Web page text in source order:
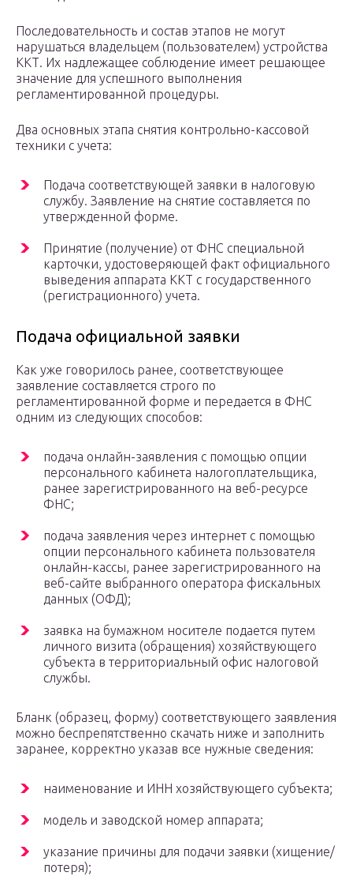
Последовательность и состав этапов не могут
нарушаться владельцем (пользователем) устройства
ККТ. Их надлежащее соблюдение имеет решающее
значение для успешного выполнения
регламентированной процедуры.
Два основных этапа снятия контрольно-кассовой
техники с учета:
Подача соответствующей заявки в налоговую
службу. Заявление на снятие составляется по
утвержденной форме.
Принятие (получение) от ФНС специальной
карточки, удостоверяющей факт официального
выведения аппарата ККТ с государственного
(регистрационного) учета.
Подача официальной заявки
Как уже говорилось ранее, соответствующее
заявление составляется строго по
регламентированной форме и передается в ФНС
одним из следующих способов:
подача онлайн-заявления с помощью опции
персонального кабинета налогоплательщика,
ранее зарегистрированного на веб-ресурсе
ФНС;
подача заявления через интернет с помощью
опции персонального кабинета пользователя
онлайн-кассы, ранее зарегистрированного на
веб-сайте выбранного оператора фискальных
данных (ОФД);
заявка на бумажном носителе подается путем
личного визита (обращения) хозяйствующего
субъекта в территориальный офис налоговой
службы.
Бланк (образец, форму) соответствующего заявления
можно беспрепятственно скачать ниже и заполнить
заранее, корректно указав все нужные сведения:
наименование и ИНН хозяйствующего субъекта;
модель и заводской номер аппарата;
указание причины для подачи заявки (хищение/
потеря);